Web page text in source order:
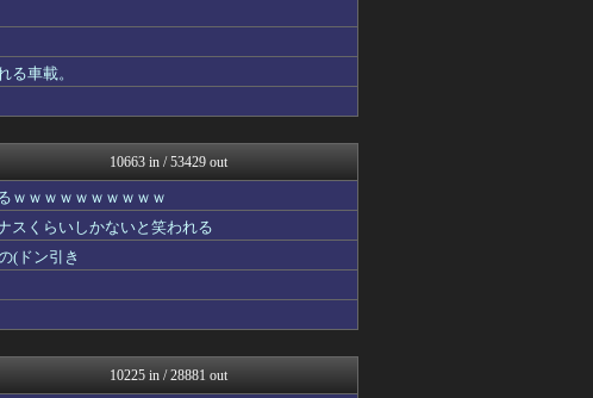
かせまと！
なんじぇいスタジアム＠なん...
VIPワイドガイド
V速ニュップ
ドメサカブログ
fig速
ガールズVIPまとめ
ふぇー速
なんJミュージアム
キニ速
...
基地沢直樹-復讐・修羅場・...
... 基地沢直樹-復讐・修羅場・...
る車載。
10663 in / 53429 out
ｗｗｗｗｗｗｗｗｗｗ
スくらいしかないと笑われる
(ドン引き
10225 in / 28881 out